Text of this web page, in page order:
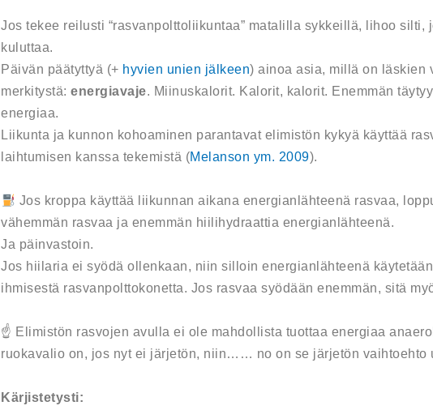
Jos tekee reilusti “rasvanpolttoliikuntaa” matalilla sykkeillä, lihoo silti,
kuluttaa.
Päivän päätyttyä (+ hyvien unien jälkeen) ainoa asia, millä on läskien
merkitystä: energiavaje. Miinuskalorit. Kalorit, kalorit. Enemmän
energiaa.
Liikunta ja kunnon kohoaminen parantavat elimistön kykyä käyttää
laihtumisen kanssa tekemistä (Melanson ym. 2009).
Jos kroppa käyttää liikunnan aikana energianlähteenä rasvaa,
vähemmän rasvaa ja enemmän hiilihydraattia energianlähteenä.
Ja päinvastoin.
Jos hiilaria ei syödä ollenkaan, niin silloin energianlähteenä
ihmisestä rasvanpolttokonetta. Jos rasvaa syödään enemmän, sitä
☝️ Elimistön rasvojen avulla ei ole mahdollista tuottaa energiaa
ruokavalio on, jos nyt ei järjetön, niin…… no on se järjetön vaihtoehto
Kärjistetysti: